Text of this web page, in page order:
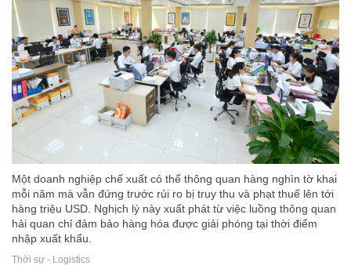
Một doanh nghiệp chế xuất có thể thông quan hàng nghìn tờ khai
mỗi năm mà vẫn đứng trước rủi ro bị truy thu và phạt thuế lên tới
hàng triệu USD. Nghịch lý này xuất phát từ việc luồng thông quan
hải quan chỉ đảm bảo hàng hóa được giải phóng tại thời điểm
nhập xuất khẩu.
Thời sự - Logistics